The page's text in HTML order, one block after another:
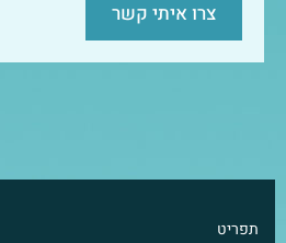
צרו איתי קשר
תפריט